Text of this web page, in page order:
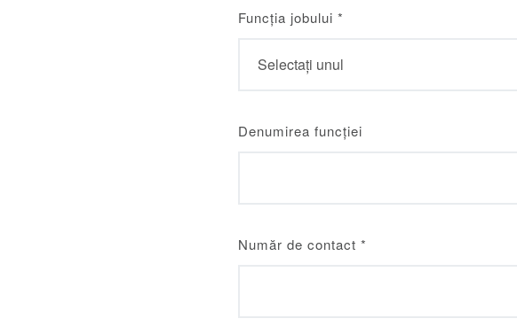
Funcția jobului *
Denumirea funcției
Număr de contact *